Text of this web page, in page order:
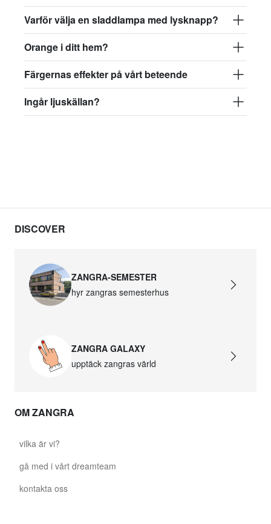
Varför välja en sladdlampa med lysknapp?
Orange i ditt hem?
Färgernas effekter på vårt beteende
Ingår ljuskällan?
DISCOVER
ZANGRA-SEMESTER
hyr zangras semesterhus
ZANGRA GALAXY
upptäck zangras värld
OM ZANGRA
vilka är vi?
gå med i vårt dreamteam
kontakta oss